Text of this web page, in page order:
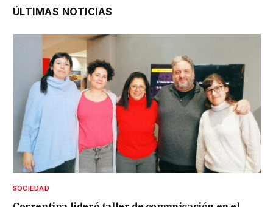
ÚLTIMAS NOTICIAS
SOCIEDAD